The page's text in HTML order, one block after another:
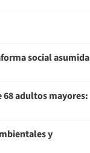
social asumida
68 adultos mayores:
y